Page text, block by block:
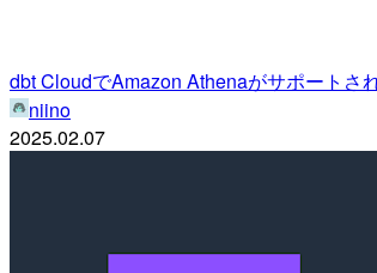
dbt CloudでAmazon Athenaがサポートさ
niino
2025.02.07